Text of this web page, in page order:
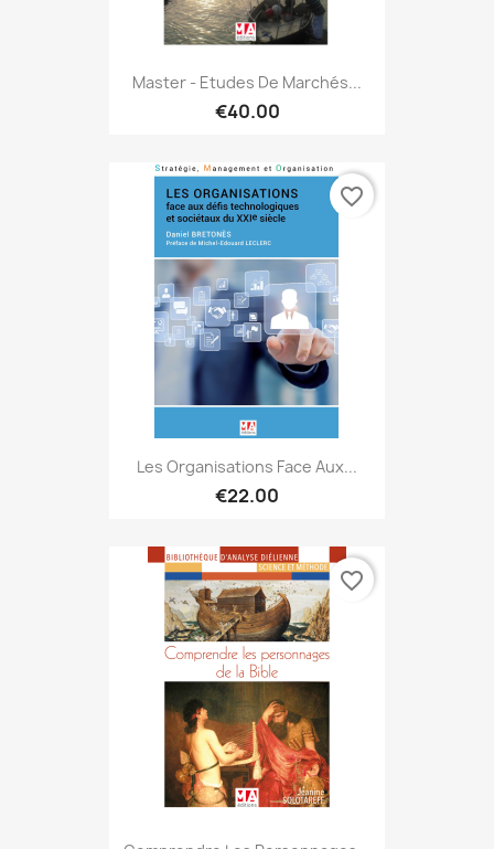
Master - Etudes De Marchés...
€40.00
Les Organisations Face Aux...
€22.00
favorite_border
favorite_border